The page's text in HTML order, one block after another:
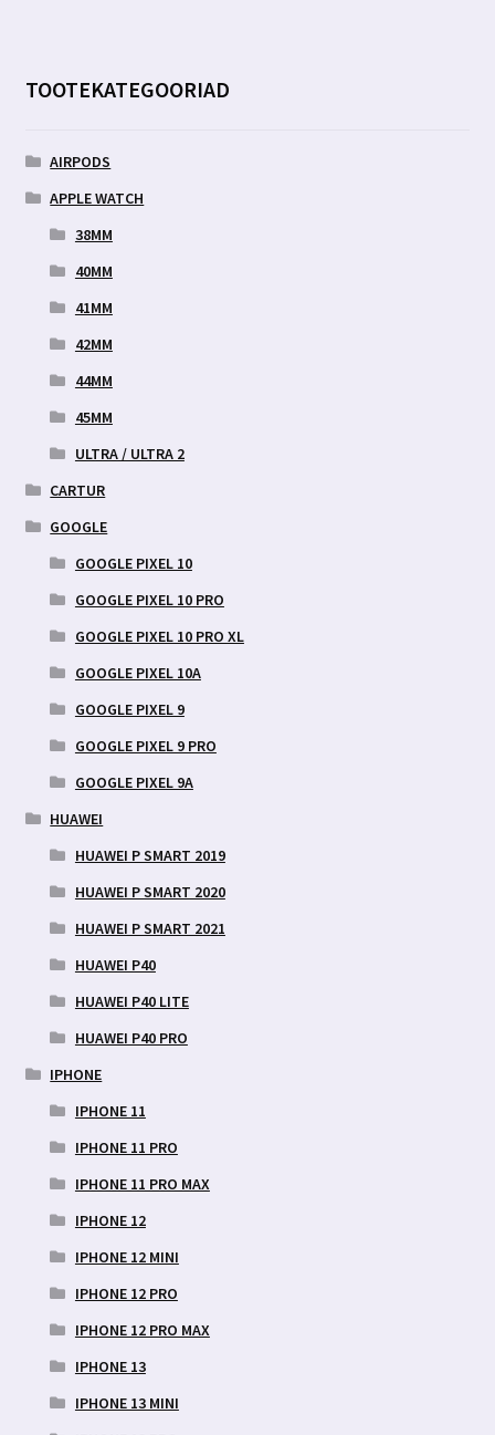
TOOTEKATEGOORIAD
AIRPODS
APPLE WATCH
38MM
40MM
41MM
42MM
44MM
45MM
ULTRA / ULTRA 2
CARTUR
GOOGLE
GOOGLE PIXEL 10
GOOGLE PIXEL 10 PRO
GOOGLE PIXEL 10 PRO XL
GOOGLE PIXEL 10A
GOOGLE PIXEL 9
GOOGLE PIXEL 9 PRO
GOOGLE PIXEL 9A
HUAWEI
HUAWEI P SMART 2019
HUAWEI P SMART 2020
HUAWEI P SMART 2021
HUAWEI P40
HUAWEI P40 LITE
HUAWEI P40 PRO
IPHONE
IPHONE 11
IPHONE 11 PRO
IPHONE 11 PRO MAX
IPHONE 12
IPHONE 12 MINI
IPHONE 12 PRO
IPHONE 12 PRO MAX
IPHONE 13
IPHONE 13 MINI